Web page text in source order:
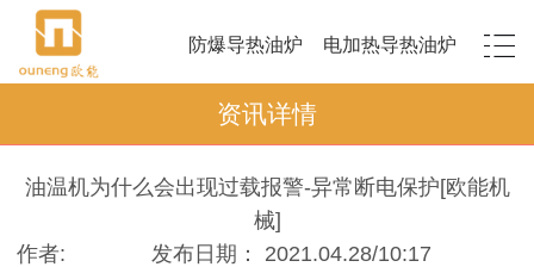
防爆导热油炉 电加热导热油炉
资讯详情
油温机为什么会出现过载报警-异常断电保护[欧能机
械]
作者:
发布日期： 2021.04.28/10:17